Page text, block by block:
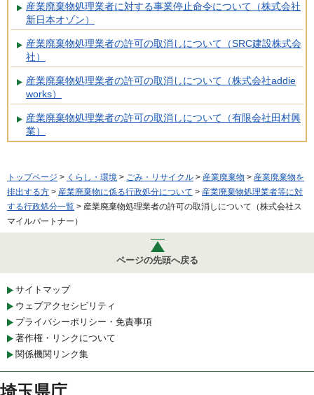
産業廃棄物処理業者に対する事業停止命令について（株式会社
新日本オゾン）
産業廃棄物処理業者の許可の取消しについて（SRC建設株式会
社）
産業廃棄物処理業者の許可の取消しについて（株式会社addie
works）
産業廃棄物処理業者の許可の取消しについて（有限会社田村興
業）
トップページ > くらし・環境 > ごみ・リサイクル > 産業廃棄物 > 産業廃棄物を
排出する方 > 産業廃棄物に係る行政処分について > 産業廃棄物処理業者等に対
する行政処分一覧 > 産業廃棄物処理業者の許可の取消しについて（株式会社ス
マイルパートナー）
ページの先頭へ戻る
サイトマップ
ウェブアクセシビリティ
プライバシーポリシー・免責事項
著作権・リンクについて
関係機関リンク集